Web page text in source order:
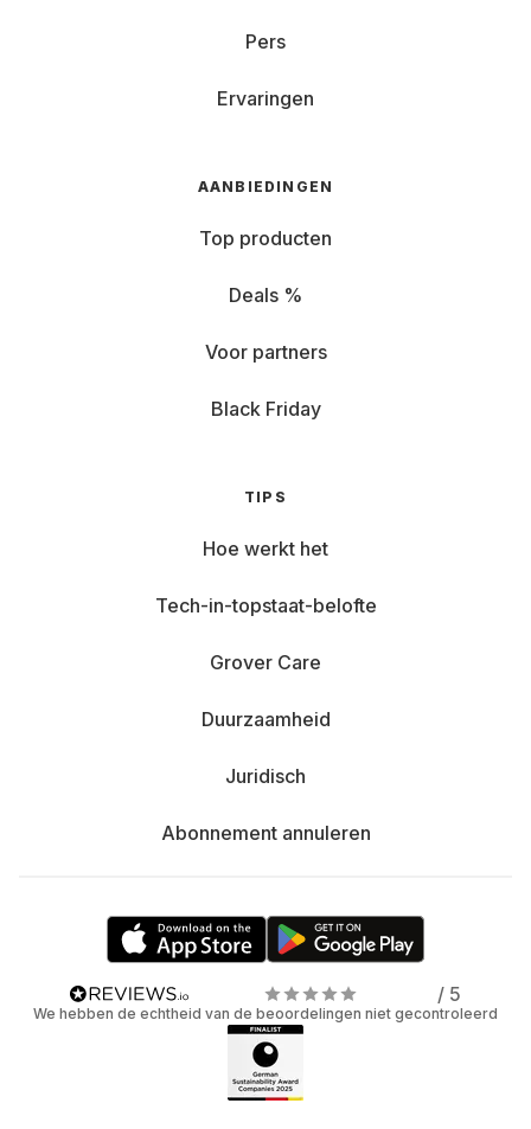
Pers
Ervaringen
AANBIEDINGEN
Top producten
Deals %
Voor partners
Black Friday
TIPS
Hoe werkt het
Tech-in-topstaat-belofte
Grover Care
Duurzaamheid
Juridisch
Abonnement annuleren
/ 5
We hebben de echtheid van de beoordelingen niet gecontroleerd